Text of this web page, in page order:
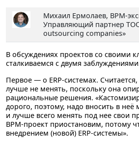
Михаил Ермолаев, BPM-
Управляющий партнер
outsourcing companies»
В обсуждениях проектов со своими
сталкиваемся с двумя
Первое — о ERP-системах. Считается,
лучше не менять, поскольку она
рациональные решения.
дорого, поэтому, надо вносить в
и лучше всего менять под нее свои
BPM-проект приостановим, потому
внедрением (новой) ERP-системы».